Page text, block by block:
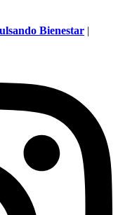
Bienestar |